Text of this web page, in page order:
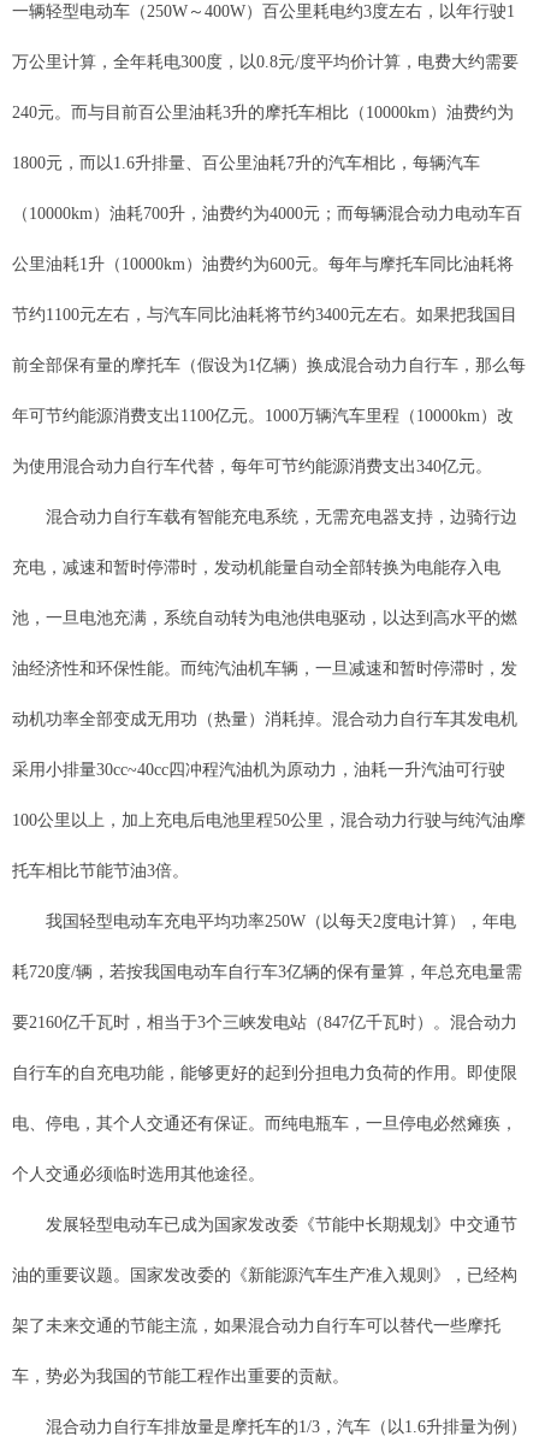
一辆轻型电动车（250W～400W）百公里耗电约3度左右，以年行驶1
万公里计算，全年耗电300度，以0.8元/度平均价计算，电费大约需要
240元。而与目前百公里油耗3升的摩托车相比（10000km）油费约为
1800元，而以1.6升排量、百公里油耗7升的汽车相比，每辆汽车
（10000km）油耗700升，油费约为4000元；而每辆混合动力电动车百
公里油耗1升（10000km）油费约为600元。每年与摩托车同比油耗将
节约1100元左右，与汽车同比油耗将节约3400元左右。如果把我国目
前全部保有量的摩托车（假设为1亿辆）换成混合动力自行车，那么每
年可节约能源消费支出1100亿元。1000万辆汽车里程（10000km）改
为使用混合动力自行车代替，每年可节约能源消费支出340亿元。
混合动力自行车载有智能充电系统，无需充电器支持，边骑行边
充电，减速和暂时停滞时，发动机能量自动全部转换为电能存入电
池，一旦电池充满，系统自动转为电池供电驱动，以达到高水平的燃
油经济性和环保性能。而纯汽油机车辆，一旦减速和暂时停滞时，发
动机功率全部变成无用功（热量）消耗掉。混合动力自行车其发电机
采用小排量30cc~40cc四冲程汽油机为原动力，油耗一升汽油可行驶
100公里以上，加上充电后电池里程50公里，混合动力行驶与纯汽油摩
托车相比节能节油3倍。
我国轻型电动车充电平均功率250W（以每天2度电计算），年电
耗720度/辆，若按我国电动车自行车3亿辆的保有量算，年总充电量需
要2160亿千瓦时，相当于3个三峡发电站（847亿千瓦时）。混合动力
自行车的自充电功能，能够更好的起到分担电力负荷的作用。即使限
电、停电，其个人交通还有保证。而纯电瓶车，一旦停电必然瘫痪，
个人交通必须临时选用其他途径。
发展轻型电动车已成为国家发改委《节能中长期规划》中交通节
油的重要议题。国家发改委的《新能源汽车生产准入规则》，已经构
架了未来交通的节能主流，如果混合动力自行车可以替代一些摩托
车，势必为我国的节能工程作出重要的贡献。
混合动力自行车排放量是摩托车的1/3，汽车（以1.6升排量为例）